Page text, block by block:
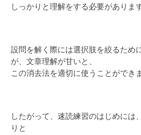
しっかりと理解をする必要がありま
設問を解く際には選択肢を絞るため
が、文章理解が甘いと、
この消去法を適切に使うことができ
したがって、速読練習のはじめには
りと